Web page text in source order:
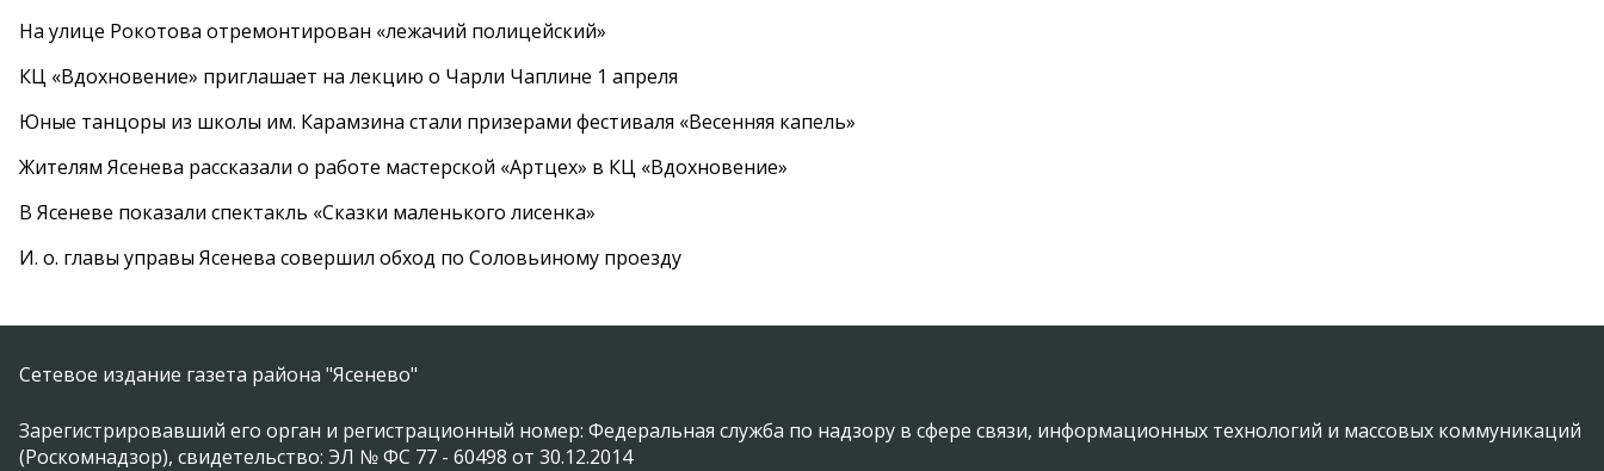
На улице Рокотова отремонтирован «лежачий полицейский»
КЦ «Вдохновение» приглашает на лекцию о Чарли Чаплине 1 апреля
Юные танцоры из школы им. Карамзина стали призерами фестиваля «Весенняя капель»
Жителям Ясенева рассказали о работе мастерской «Артцех» в КЦ «Вдохновение»
В Ясеневе показали спектакль «Сказки маленького лисенка»
И. о. главы управы Ясенева совершил обход по Соловьиному проезду
Сетевое издание газета района "Ясенево"
Зарегистрировавший его орган и регистрационный номер: Федеральная служба по надзору в сфере связи, информационных технологий и массовых коммуникаций
(Роскомнадзор), свидетельство: ЭЛ № ФС 77 - 60498 от 30.12.2014